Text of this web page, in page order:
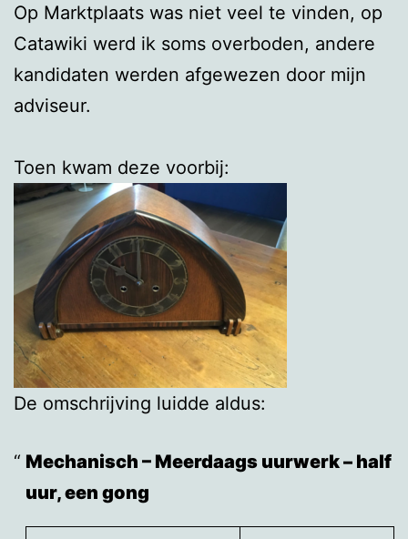
Op Marktplaats was niet veel te vinden, op
Catawiki werd ik soms overboden, andere
kandidaten werden afgewezen door mijn
adviseur.
Toen kwam deze voorbij:
De omschrijving luidde aldus:
Mechanisch – Meerdaags uurwerk – half
uur, een gong